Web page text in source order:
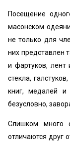
Посещение
масонском
не только для
них представлен
и фартуков, лент
стекла,
книг, медалей и
безусловно,
Слишком много
отличаются друг